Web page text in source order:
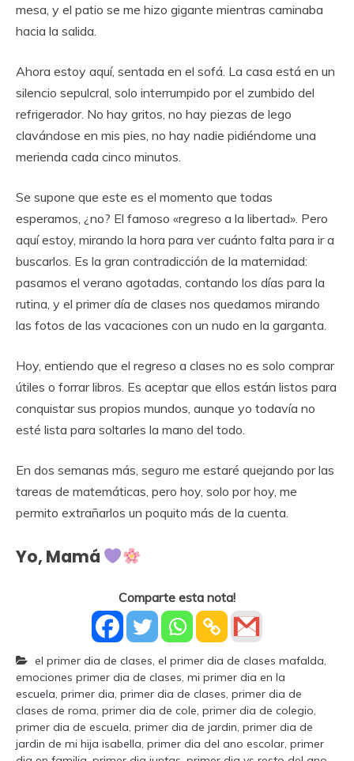
mesa, y el patio se me hizo gigante mientras caminaba
hacia la salida.
Ahora estoy aquí, sentada en el sofá. La casa está en un
silencio sepulcral, solo interrumpido por el zumbido del
refrigerador. No hay gritos, no hay piezas de lego
clavándose en mis pies, no hay nadie pidiéndome una
merienda cada cinco minutos.
Se supone que este es el momento que todas
esperamos, ¿no? El famoso «regreso a la libertad». Pero
aquí estoy, mirando la hora para ver cuánto falta para ir a
buscarlos. Es la gran contradicción de la maternidad:
pasamos el verano agotadas, contando los días para la
rutina, y el primer día de clases nos quedamos mirando
las fotos de las vacaciones con un nudo en la garganta.
Hoy, entiendo que el regreso a clases no es solo comprar
útiles o forrar libros. Es aceptar que ellos están listos para
conquistar sus propios mundos, aunque yo todavía no
esté lista para soltarles la mano del todo.
En dos semanas más, seguro me estaré quejando por las
tareas de matemáticas, pero hoy, solo por hoy, me
permito extrañarlos un poquito más de la cuenta.
Yo, Mamá
Comparte esta nota!
el primer dia de clases, el primer dia de clases mafalda,
emociones primer dia de clases, mi primer dia en la
escuela, primer dia, primer dia de clases, primer dia de
clases de roma, primer dia de cole, primer dia de colegio,
primer dia de escuela, primer dia de jardin, primer dia de
jardin de mi hija isabella, primer dia del ano escolar, primer